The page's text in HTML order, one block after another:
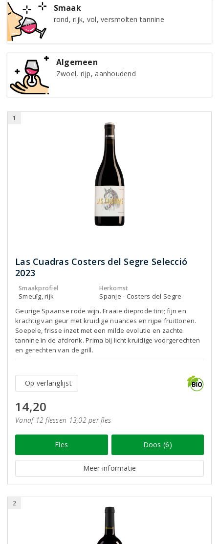
Smaak
rond, rijk, vol, versmolten tannine
Algemeen
Zwoel, rijp, aanhoudend
1
Las Cuadras Costers del Segre Selecció
2023
Smaakprofiel
Smeuïg, rijk
Herkomst
Spanje - Costers del Segre
Geurige Spaanse rode wijn. Fraaie dieprode tint; fijn en
krachtig van geur met kruidige nuances en rijpe fruittonen.
Soepele, frisse inzet met een milde evolutie en zachte
tannine in de afdronk. Prima bij licht kruidige voorgerechten
en gerechten van de grill.
Op verlanglijst
14,20
Vanaf 12 flessen 13,02 per fles
Fles Doos (6)
Meer informatie
2